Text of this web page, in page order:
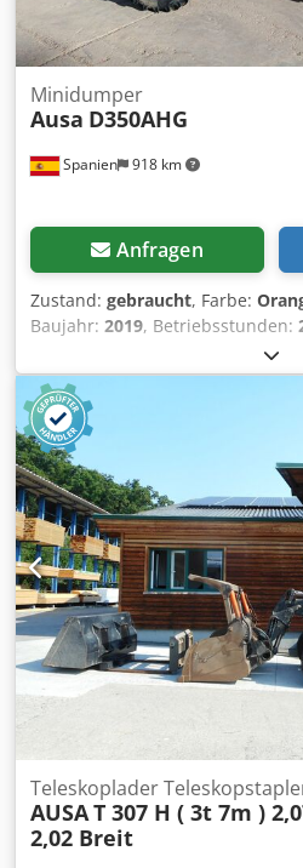
Spanien 918 km
Minidumper
Ausa D350AHG
Anfragen
Zustand: gebraucht, Farbe:
Baujahr: 2019, Betriebsstunden:
Verwendungszweck: Bergbau
Zuladung: 3.500 kg
Abmessungen (L x B x H): 412 x
Kubota Kubota
Teleskoplader
AUSAT 307 H ( 3t 7m )
2,02 Breit